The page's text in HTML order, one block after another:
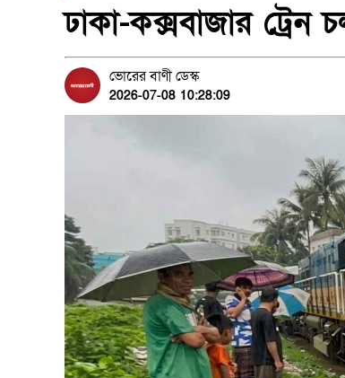
ঢাকা-কক্সবাজার ট্রেন
ভোরের বাণী ডেস্ক
2026-07-08 10:28:09